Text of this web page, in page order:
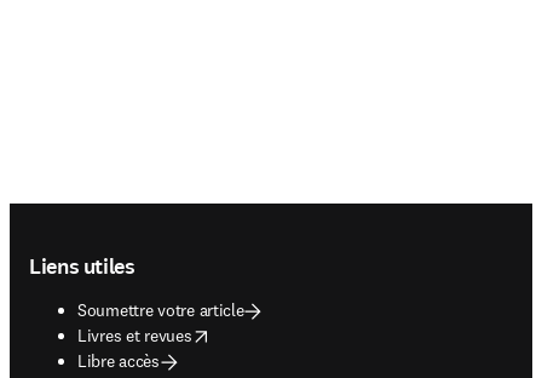
Liens utiles
Soumettre votre article
Livres et revues
opens in new tab/window
Libre accès